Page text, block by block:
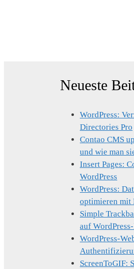
Neueste
WordPress:
Directories Pro
Contao CMS
und wie man
Insert Pages:
WordPress
WordPress:
optimieren mit
Simple
auf
WordPress-
ScreenToGIF: